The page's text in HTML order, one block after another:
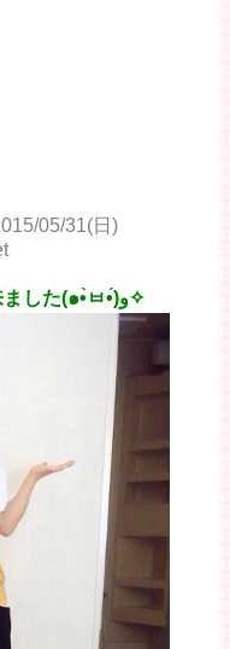
05/31(日)
@Nitta_Emi: 家からこれで来ました(๑•̀ㅂ•́)و✧